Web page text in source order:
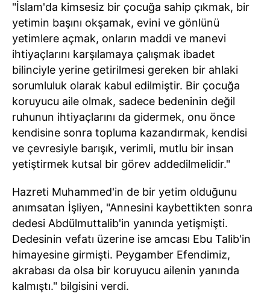
"İslam'da kimsesiz bir çocuğa sahip çıkmak, bir
yetimin başını okşamak, evini ve gönlünü
yetimlere açmak, onların maddi ve manevi
ihtiyaçlarını karşılamaya çalışmak ibadet
bilinciyle yerine getirilmesi gereken bir ahlaki
sorumluluk olarak kabul edilmiştir. Bir çocuğa
koruyucu aile olmak, sadece bedeninin değil
ruhunun ihtiyaçlarını da gidermek, onu önce
kendisine sonra topluma kazandırmak, kendisi
ve çevresiyle barışık, verimli, mutlu bir insan
yetiştirmek kutsal bir görev addedilmelidir."
Hazreti Muhammed'in de bir yetim olduğunu
anımsatan İşliyen, "Annesini kaybettikten sonra
dedesi Abdülmuttalib'in yanında yetişmişti.
Dedesinin vefatı üzerine ise amcası Ebu Talib'in
himayesine girmişti. Peygamber Efendimiz,
akrabası da olsa bir koruyucu ailenin yanında
kalmıştı." bilgisini verdi.